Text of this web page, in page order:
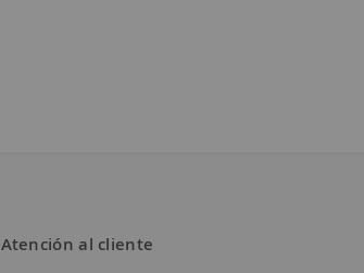
Atención al cliente